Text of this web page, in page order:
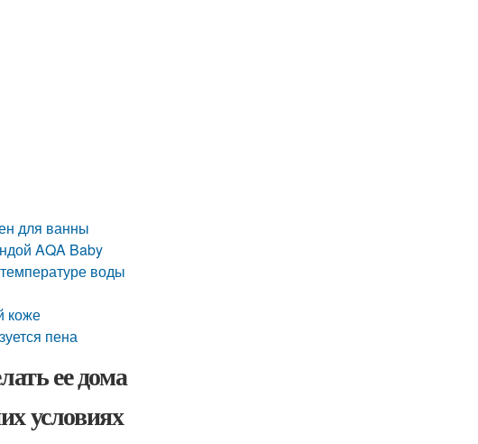
для ванны
AQA Baby
воды
коже
пена
ее дома
условиях